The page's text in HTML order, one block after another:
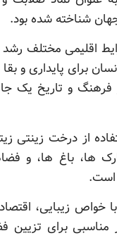
شناخته شده بود.
اقلیمی مختلف
برای پایداری و
فرهنگ و تاریخ یک
از درخت زینتی
ها، باغ ها، و
است.
خواص زیبایی،
مناسبی برای